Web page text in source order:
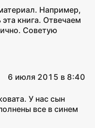
Например,
книга. Отвечаем
Советую
6 июля 2015 в 8:40
У нас сын
все в синем